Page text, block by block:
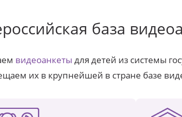
база
видеоанкеты для детей из системы
их в крупнейшей в стране базе